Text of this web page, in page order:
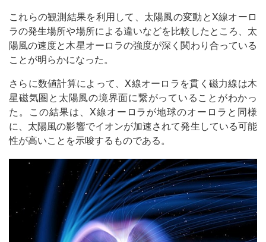
これらの観測結果を利用して、太陽風の変動とX線オーロ
ラの発生場所や場所による違いなどを比較したところ、太
陽風の速度と木星オーロラの強度が深く関わり合っている
ことが明らかになった。
さらに数値計算によって、X線オーロラを貫く磁力線は木
星磁気圏と太陽風の境界面に繋がっていることがわかっ
た。この結果は、X線オーロラが地球のオーロラと同様
に、太陽風の影響でイオンが加速されて発生している可能
性が高いことを示唆するものである。